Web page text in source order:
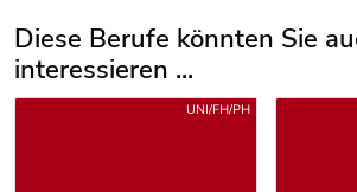
Diese Berufe könnten Sie
interessieren ...
Uber weitere Berufsvorschläge
UNI/FH/PH